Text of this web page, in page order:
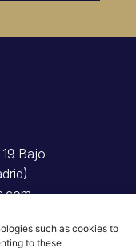
such as cookies to
to these
Bajo